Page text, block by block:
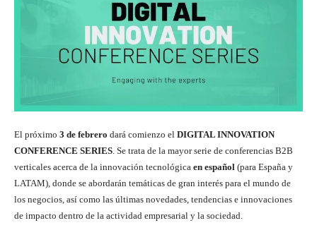
El próximo 3 de febrero dará comienzo el DIGITAL INNOVATION
CONFERENCE SERIES. Se trata de la mayor serie de conferencias B2B
verticales acerca de la innovación tecnológica en español (para España y
LATAM), donde se abordarán temáticas de gran interés para el mundo de
los negocios, así como las últimas novedades, tendencias e innovaciones
de impacto dentro de la actividad empresarial y la sociedad.